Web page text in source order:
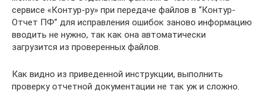
сервисе «Контур-ру» при передаче файлов в “Контур-
Отчет ПФ” для исправления ошибок заново информацию
вводить не нужно, так как она автоматически
загрузится из проверенных файлов.
Как видно из приведенной инструкции, выполнить
проверку отчетной документации не так уж и сложно.